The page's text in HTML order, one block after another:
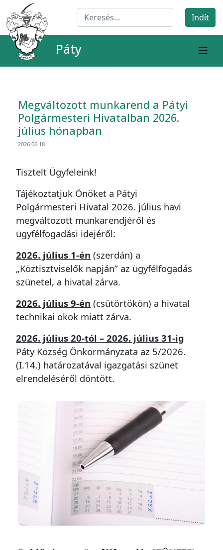
Páty
Megváltozott munkarend a Pátyi
Polgármesteri Hivatalban 2026.
július hónapban
2026.06.18.
Tisztelt Ügyfeleink!
Tájékoztatjuk Önöket a Pátyi
Polgármesteri Hivatal 2026. július havi
megváltozott munkarendjéről és
ügyfélfogadási idejéről:
2026. július 1-én (szerdán) a
„Köztisztviselők napján” az ügyfélfogadás
szünetel, a hivatal zárva.
2026. július 9-én (csütörtökön) a hivatal
technikai okok miatt zárva.
2026. július 20-tól – 2026. július 31-ig
Páty Község Önkormányzata az 5/2026.
(I.14.) határozatával igazgatási szünet
elrendeléséről döntött.